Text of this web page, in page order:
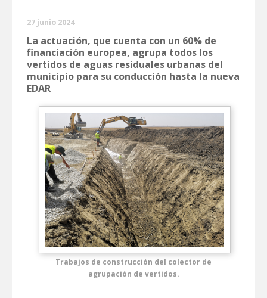
27 junio 2024
La actuación, que cuenta con un 60% de
financiación europea, agrupa todos los
vertidos de aguas residuales urbanas del
municipio para su conducción hasta la nueva
EDAR
Trabajos de construcción del colector de
agrupación de vertidos.